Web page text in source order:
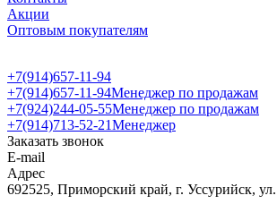
Акции
Оптовым покупателям
+7(914)657-11-94
+7(914)657-11-94Менеджер по продажам
+7(924)244-05-55Менеджер по продажам
+7(914)713-52-21Менеджер
Заказать звонок
E-mail
Адрес
692525, Приморский край, г. Уссурийск,